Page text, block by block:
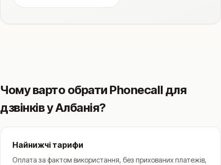
Чому варто обрати Phonecall для
дзвінків у Албанія?
Найнижчі тарифи
Оплата за фактом використання, без прихованих платежів,